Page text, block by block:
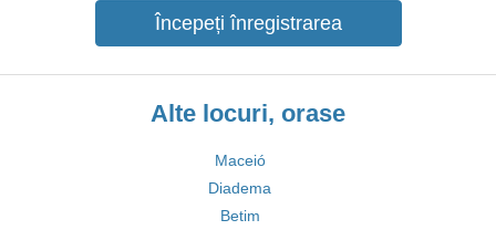
Începeți înregistrarea
Alte locuri, orase
Maceió
Diadema
Betim